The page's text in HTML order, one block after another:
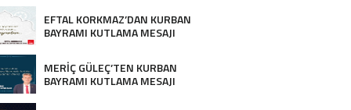
EFTAL KORKMAZ’DAN KURBAN
BAYRAMI KUTLAMA MESAJI
MERİÇ GÜLEÇ’TEN KURBAN
BAYRAMI KUTLAMA MESAJI